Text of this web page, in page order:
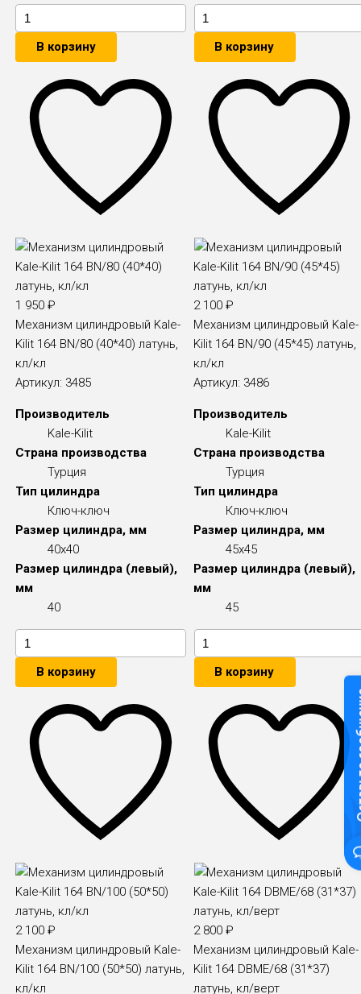
В корзину В корзину
1 950₽
Механизм цилиндровый Kale-
Kilit 164 BN/80 (40*40) латунь,
кл/кл
Артикул: 3485
Производитель
Kale-Kilit
Страна производства
Турция
Тип цилиндра
Ключ-ключ
Размер цилиндра, мм
40x40
Размер цилиндра (левый),
мм
40
В корзину
2 100₽
Механизм цилиндровый Kale-
Kilit 164 BN/90 (45*45) латунь,
кл/кл
Артикул: 3486
Производитель
Kale-Kilit
Страна производства
Турция
Тип цилиндра
Ключ-ключ
Размер цилиндра, мм
45x45
Размер цилиндра (левый),
мм
45
В корзину
2 100₽
Механизм цилиндровый Kale-
Kilit 164 BN/100 (50*50) латунь,
кл/кл
2 800₽
Механизм цилиндровый Kale-
Kilit 164 DBME/68 (31*37)
латунь, кл/верт